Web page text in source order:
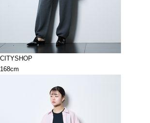
CITYSHOP
168cm